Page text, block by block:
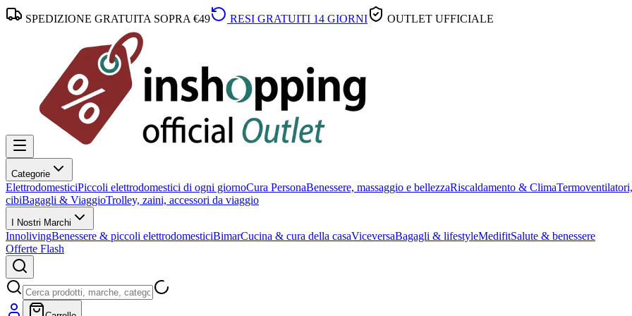
SPEDIZIONE GRATUITA SOPRA €49 RESI GRATUITI 14 GIORNI OUTLET UFFICIALE
Categorie
ElettrodomesticiPiccoli elettrodomestici di ogni giornoCura PersonaBenessere, massaggio e bellezzaRiscaldamento & Clima
cibiBagagli & ViaggioTrolley, zaini, accessori da viaggio
I Nostri Marchi
InnolivingBenessere & piccoli elettrodomesticiBimarCucina & cura della casaViceversaBagagli & lifestyleMedifitSalute & benessere
Offerte Flash